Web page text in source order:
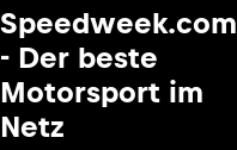
Speedweek.com
- Der beste
Motorsport im
Netz